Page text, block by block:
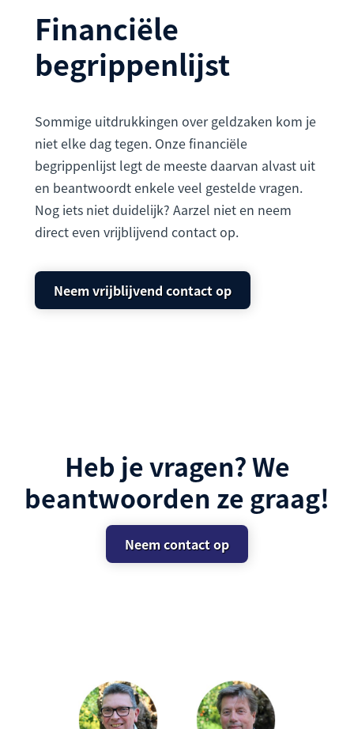
Financiële
begrippenlijst
Sommige uitdrukkingen over geldzaken kom je
niet elke dag tegen. Onze financiële
begrippenlijst legt de meeste daarvan alvast uit
en beantwoordt enkele veel gestelde vragen.
Nog iets niet duidelijk? Aarzel niet en neem
direct even vrijblijvend contact op.
Neem vrijblijvend contact op
Heb je vragen? We
beantwoorden ze graag!
Neem contact op